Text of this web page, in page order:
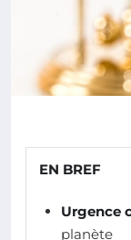
EN BREF
Urgence
planète